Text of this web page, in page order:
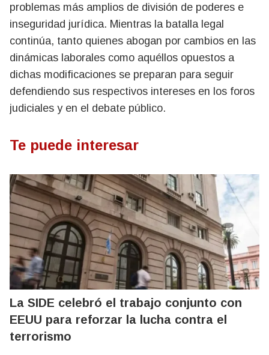
problemas más amplios de división de poderes e
inseguridad jurídica. Mientras la batalla legal
continúa, tanto quienes abogan por cambios en las
dinámicas laborales como aquéllos opuestos a
dichas modificaciones se preparan para seguir
defendiendo sus respectivos intereses en los foros
judiciales y en el debate público.
Te puede interesar
La SIDE celebró el trabajo conjunto con
EEUU para reforzar la lucha contra el
terrorismo